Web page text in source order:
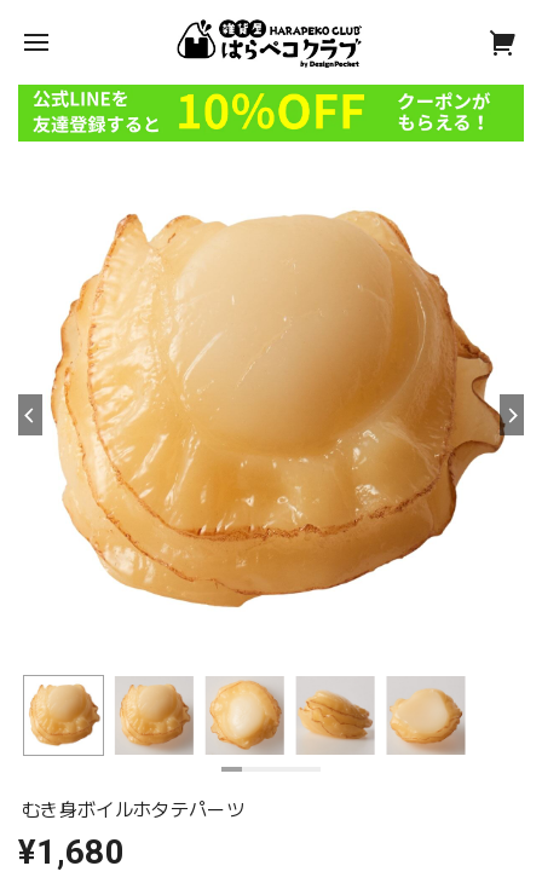
むき身ボイルホタテパーツ
¥1,680